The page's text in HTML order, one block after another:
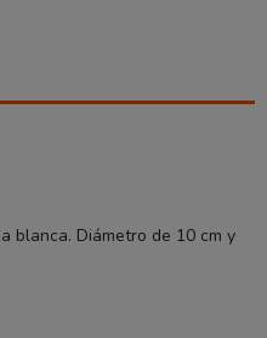
blanca. Diámetro de 10 cm y